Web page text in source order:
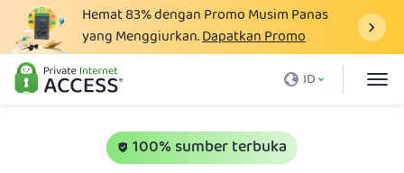
Hemat83%dengan Promo Musim Panas
yang Menggiurkan.Dapatkan Promo
ID
Apa itu VPN
100% sumber terbuka